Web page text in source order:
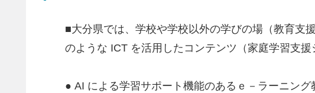
■大分県では、学校や学校以外の学びの場（教育支
のような ICT を活用したコンテンツ（家庭学習支
● AI による学習サポート機能のあるｅ－ラーニン